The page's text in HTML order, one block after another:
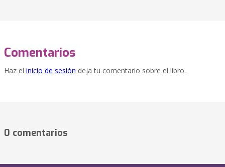
Comentarios
Haz el inicio de sesión deja tu comentario sobre el libro.
0 comentarios